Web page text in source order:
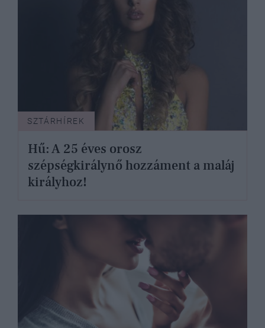
SZTÁRHÍREK
Hű: A 25 éves orosz
szépségkirálynő hozzáment a maláj
királyhoz!